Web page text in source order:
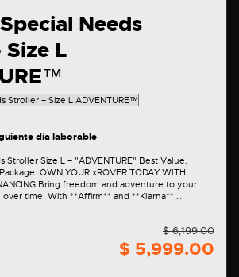
Needs
L
día laborable
Size L – "ADVENTURE" Best Value.
TODAY WITH
adventure to your
time. With **Affirm** and **Klarna**,…
$ 6,199.00
$ 5,999.00